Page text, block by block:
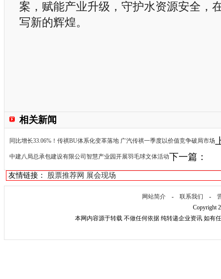
案，赋能产业升级，守护水资源安全，
写新的辉煌。
相关新闻
同比增长33.06%！传祺BU体系化变革落地 广汽传祺一季度以价值竞争破局市场
下一篇：
中建八局总承包建设有限公司智慧产业园开展羽毛球文体活动
友情链接： 股票推荐网 展会现场
网站简介 - 联系我们 -
Copyright
本网内容源于转载 不做任何依据 纯转递企业资讯 如有